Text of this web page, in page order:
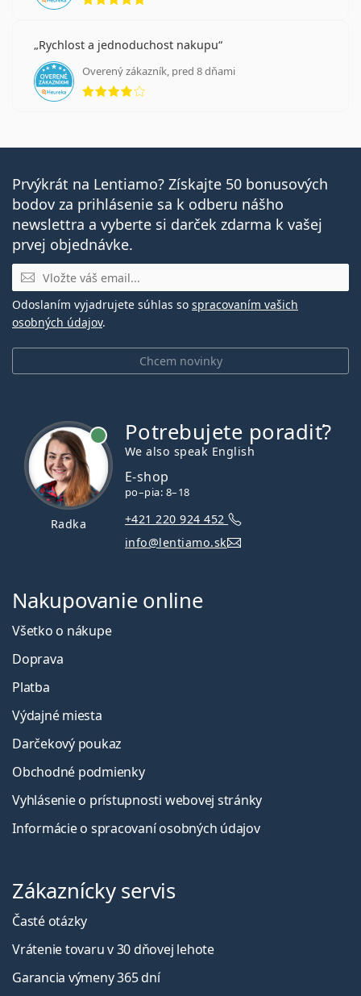
Rychlost a jednoduchost nakupu
Overený zákazník, pred 8 dňami
hodnotenie 4 z 5
Prvýkrát na Lentiamo? Získajte 50 bonusových
bodov za prihlásenie sa k odberu nášho
newslettra a vyberte si darček zdarma k vašej
prvej objednávke.
E-mail
Chcem novinky
Odoslaním vyjadrujete súhlas so spracovaním vašich
osobných údajov.
Radka
Potrebujete poradiť?
We also speak English
E-shop
po–pia: 8–18
+421 220 924 452
info@lentiamo.sk
Nakupovanie online
Všetko o nákupe
Doprava
Platba
Výdajné miesta
Darčekový poukaz
Obchodné podmienky
Vyhlásenie o prístupnosti webovej stránky
Informácie o spracovaní osobných údajov
Zákaznícky servis
Časté otázky
Vrátenie tovaru v 30 dňovej lehote
Garancia výmeny 365 dní